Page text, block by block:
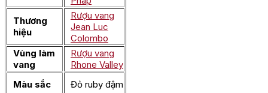
Thương
hiệu
Rượu vang
Jean Luc
Colombo
Vùng làm
vang
Rượu vang
Rhone Valley
Màu sắc
Đỏ ruby đậm